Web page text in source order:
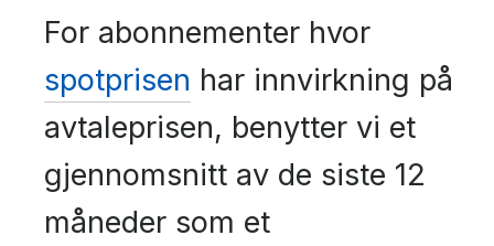
For abonnementer hvor
spotprisen har innvirkning på
avtaleprisen, benytter vi et
gjennomsnitt av de siste 12
måneder som et